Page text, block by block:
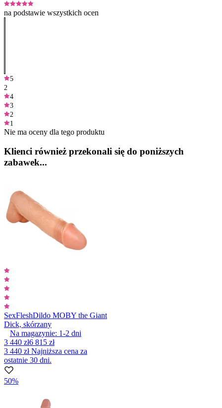
na podstawie wszystkich ocen
5
2
4
3
2
1
Nie ma oceny dla tego produktu
Klienci również przekonali się do poniższych
zabawek...
SexFleshDildo MOBY the Giant
Dick, skórzany
Na magazynie: 1-2 dni
3 440 zł6 815 zł
3 440 złNajniższa cena za
ostatnie 30 dni.
50%